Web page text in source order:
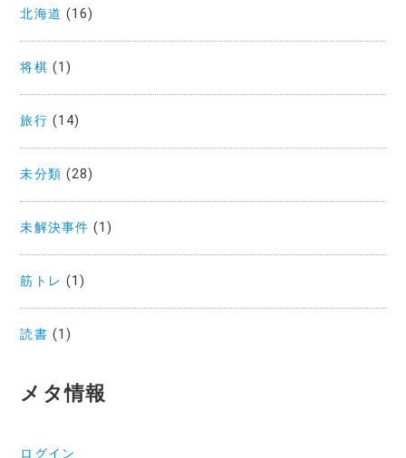
北海道 (16)
将棋 (1)
旅行 (14)
未分類 (28)
未解決事件 (1)
筋トレ (1)
読書 (1)
メタ情報
ログイン